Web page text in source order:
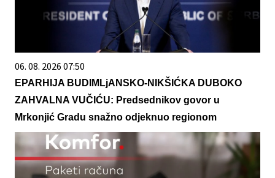
06. 08. 2026 07:50
EPARHIJA BUDIMLjANSKO-NIKŠIĆKA DUBOKO
ZAHVALNA VUČIĆU: Predsednikov govor u
Mrkonjić Gradu snažno odjeknuo regionom